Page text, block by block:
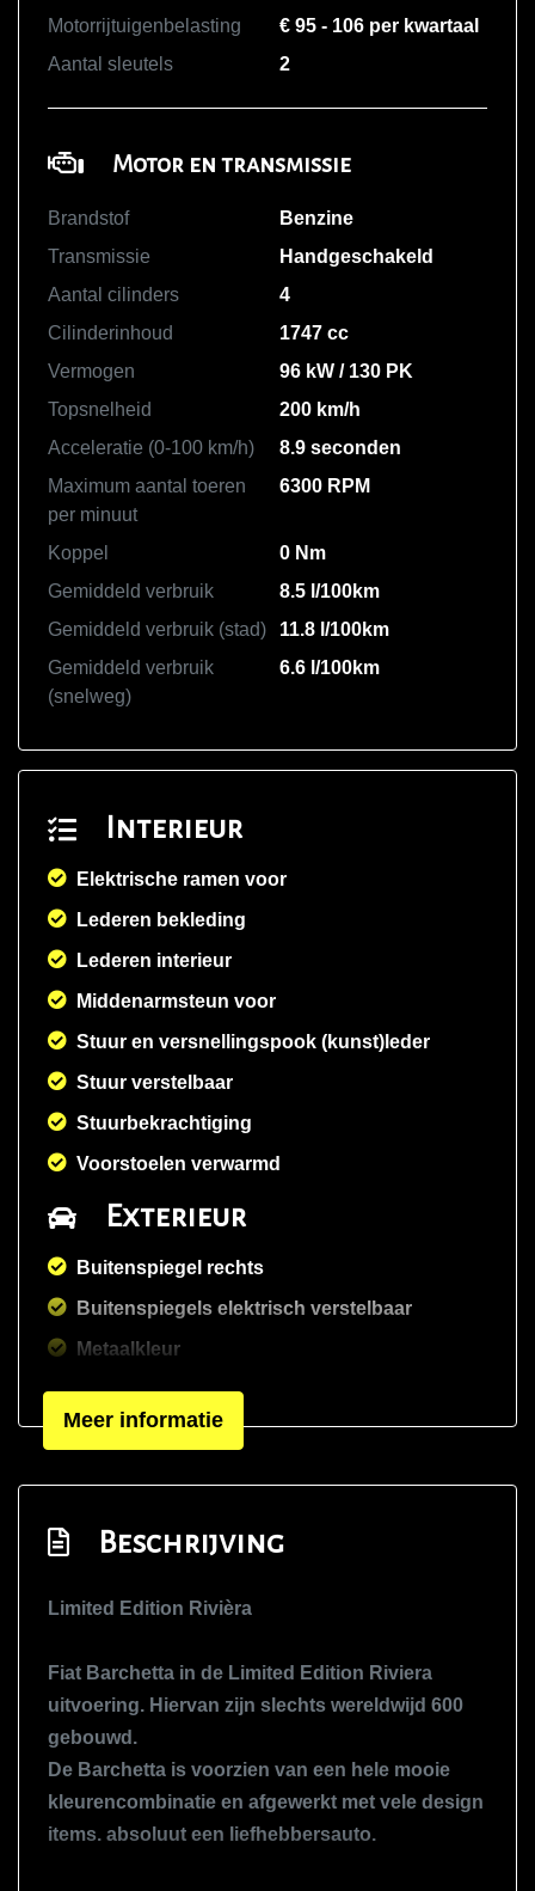
Motorrijtuigenbelasting
€ 95 - 106 per kwartaal
Aantal sleutels
2
Motor en transmissie
Brandstof
Benzine
Transmissie
Handgeschakeld
Aantal cilinders
4
Cilinderinhoud
1747 cc
Vermogen
96 kW / 130 PK
Topsnelheid
200 km/h
Acceleratie (0-100 km/h)
8.9 seconden
Maximum aantal toeren
per minuut
6300 RPM
Koppel
0 Nm
Gemiddeld verbruik
8.5 l/100km
Gemiddeld verbruik (stad)
11.8 l/100km
Gemiddeld verbruik
(snelweg)
6.6 l/100km
Interieur
Elektrische ramen voor
Lederen bekleding
Lederen interieur
Middenarmsteun voor
Stuur en versnellingspook (kunst)leder
Stuur verstelbaar
Stuurbekrachtiging
Voorstoelen verwarmd
Exterieur
Buitenspiegel rechts
Buitenspiegels elektrisch verstelbaar
Metaalkleur
Mistlampen voor
Sportvelgen
Infotainment
Audio installatie
Radio-cd/mp3 speler
Meer informatie
Beschrijving
Limited Edition Rivièra
Fiat Barchetta in de Limited Edition Riviera
uitvoering. Hiervan zijn slechts wereldwijd 600
gebouwd.
De Barchetta is voorzien van een hele mooie
kleurencombinatie en afgewerkt met vele design
items. absoluut een liefhebbersauto.